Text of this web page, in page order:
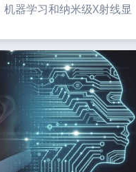
器学习和纳米级X射线显